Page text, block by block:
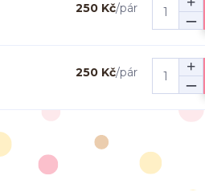
250 Kč/pár
250 Kč/pár